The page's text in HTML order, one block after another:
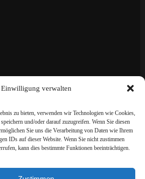
Einwilligung verwalten
zu bieten, verwenden wir Technologien wie Cookies,
und/oder darauf zuzugreifen. Wenn Sie diesen
Sie uns die Verarbeitung von Daten wie Ihrem
IDs auf dieser Website. Wenn Sie nicht zustimmen
kann dies bestimmte Funktionen beeinträchtigen.